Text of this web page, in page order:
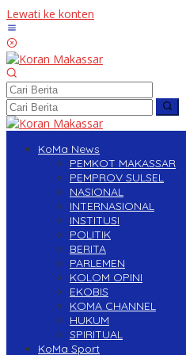
Lewati ke konten
KoMa News
PEMKOT MAKASSAR
PEMPROV SULSEL
NASIONAL
INTERNASIONAL
INSTITUSI
POLITIK
BERITA
PARLEMEN
KOLOM OPINI
EKOBIS
KOMA CHANNEL
HUKUM
SPIRITUAL
KoMa Sport